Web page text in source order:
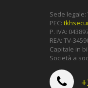
Sede legale:
PEC:
P. IVA:
REA: TV-
Capitale in
Società a